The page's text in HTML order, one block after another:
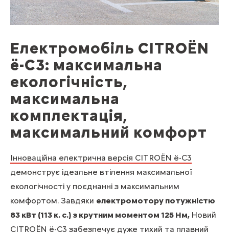
Електромобіль CITROЁN
ё-С3: максимальна
екологічність,
максимальна
комплектація,
максимальний комфорт
Інноваційна електрична версія CITROЁN ё-С3
демонструє ідеальне втілення максимальної
екологічності у поєднанні з максимальним
комфортом. Завдяки електромотору потужністю
83 кВт (113 к. с.) з крутним моментом 125 Нм, Новий
CITROЁN ё-С3 забезпечує дуже тихий та плавний